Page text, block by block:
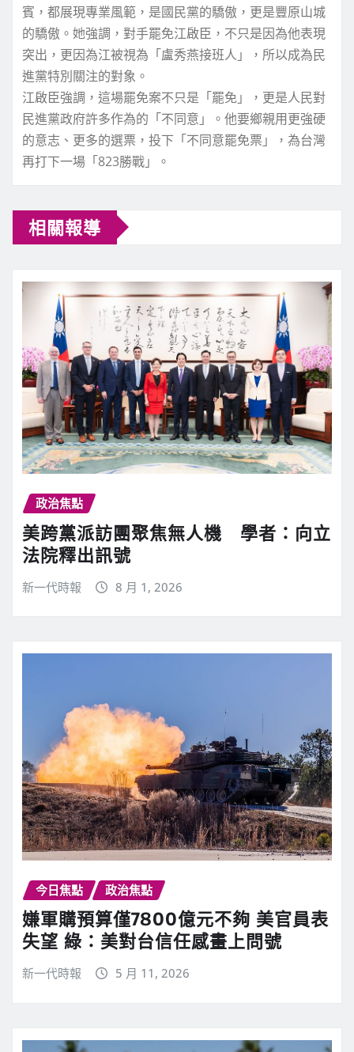
賓，都展現專業風範，是國民黨的驕傲，更是豐原山城
的驕傲。她強調，對手罷免江啟臣，不只是因為他表現
突出，更因為江被視為「盧秀燕接班人」，所以成為民
進黨特別關注的對象。
江啟臣強調，這場罷免案不只是「罷免」，更是人民對
民進黨政府許多作為的「不同意」。他要鄉親用更強硬
的意志、更多的選票，投下「不同意罷免票」，為台灣
再打下一場「823勝戰」。
相關報導
政治焦點
美跨黨派訪團聚焦無人機 學者：向立
法院釋出訊號
新一代時報 8 月 1, 2026
今日焦點 政治焦點
嫌軍購預算僅7800億元不夠 美官員表
失望 綠：美對台信任感畫上問號
新一代時報 5 月 11, 2026